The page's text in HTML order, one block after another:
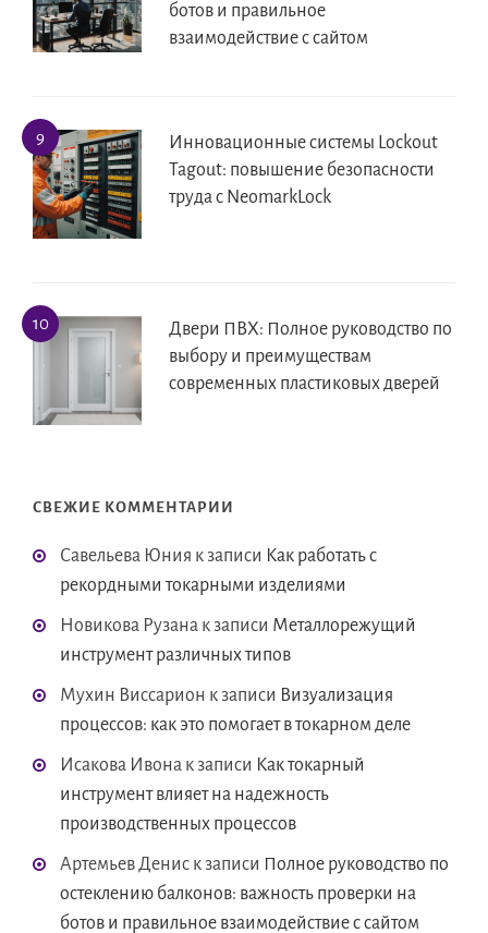
ботов и правильное
взаимодействие с сайтом
Инновационные системы Lockout
Tagout: повышение безопасности
труда с NeomarkLock
Двери ПВХ: Полное руководство по
выбору и преимуществам
современных пластиковых дверей
СВЕЖИЕ КОММЕНТАРИИ
Савельева Юния к записи Как работать с
рекордными токарными изделиями
Новикова Рузана к записи Металлорежущий
инструмент различных типов
Мухин Виссарион к записи Визуализация
процессов: как это помогает в токарном деле
Исакова Ивона к записи Как токарный
инструмент влияет на надежность
производственных процессов
Артемьев Денис к записи Полное руководство по
остеклению балконов: важность проверки на
ботов и правильное взаимодействие с сайтом